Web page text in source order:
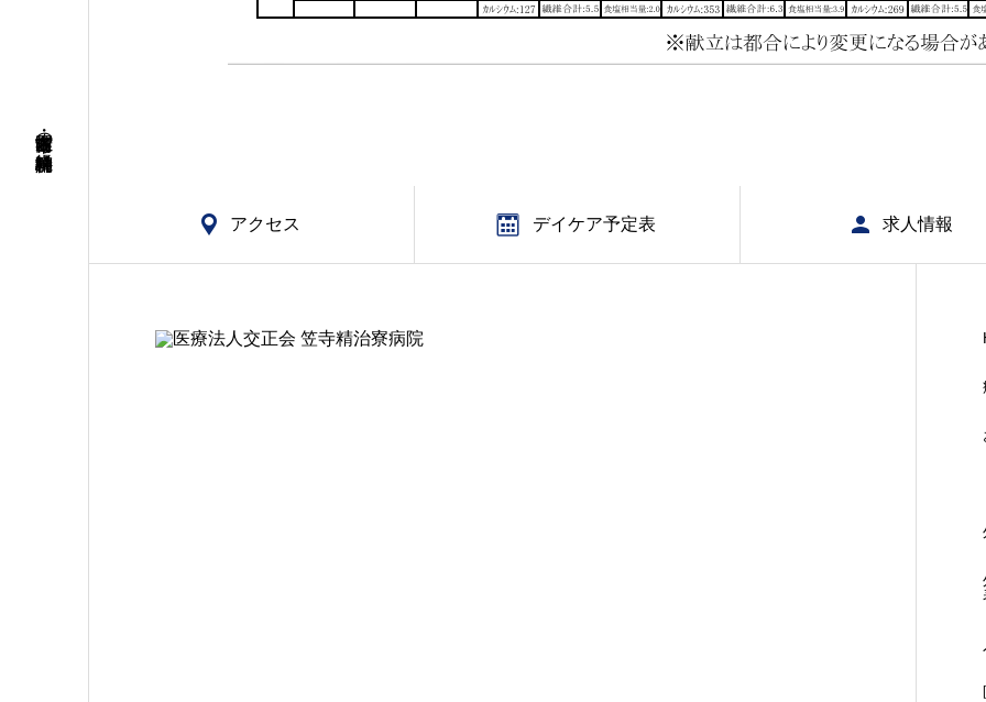
名古屋市南区・笠寺の精神科・神経科病院
アクセス デイケア予定表 求人情報